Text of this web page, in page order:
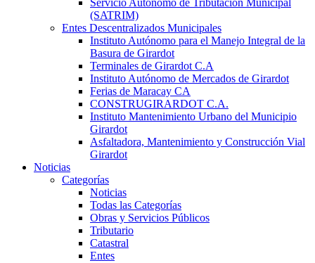
Servicio Autónomo de Tributación Municipal
(SATRIM)
Entes Descentralizados Municipales
Instituto Autónomo para el Manejo Integral de la
Basura de Girardot
Terminales de Girardot C.A
Instituto Autónomo de Mercados de Girardot
Ferias de Maracay CA
CONSTRUGIRARDOT C.A.
Instituto Mantenimiento Urbano del Municipio
Girardot
Asfaltadora, Mantenimiento y Construcción Vial
Girardot
Noticias
Categorías
Noticias
Todas las Categorías
Obras y Servicios Públicos
Tributario
Catastral
Entes